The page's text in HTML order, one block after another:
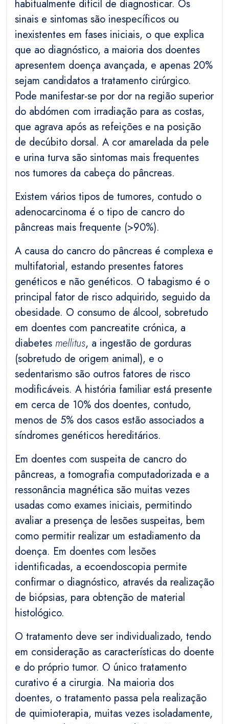
habitualmente difícil de diagnosticar. Os
sinais e sintomas são inespecíficos ou
inexistentes em fases iniciais, o que explica
que ao diagnóstico, a maioria dos doentes
apresentem doença avançada, e apenas 20%
sejam candidatos a tratamento cirúrgico.
Pode manifestar-se por dor na região superior
do abdómen com irradiação para as costas,
que agrava após as refeições e na posição
de decúbito dorsal. A cor amarelada da pele
e urina turva são sintomas mais frequentes
nos tumores da cabeça do pâncreas.
Existem vários tipos de tumores, contudo o
adenocarcinoma é o tipo de cancro do
pâncreas mais frequente (>90%).
A causa do cancro do pâncreas é complexa e
multifatorial, estando presentes fatores
genéticos e não genéticos. O tabagismo é o
principal fator de risco adquirido, seguido da
obesidade. O consumo de álcool, sobretudo
em doentes com pancreatite crónica, a
diabetes mellitus, a ingestão de gorduras
(sobretudo de origem animal), e o
sedentarismo são outros fatores de risco
modificáveis. A história familiar está presente
em cerca de 10% dos doentes, contudo,
menos de 5% dos casos estão associados a
síndromes genéticos hereditários.
Em doentes com suspeita de cancro do
pâncreas, a tomografia computadorizada e a
ressonância magnética são muitas vezes
usadas como exames iniciais, permitindo
avaliar a presença de lesões suspeitas, bem
como permitir realizar um estadiamento da
doença. Em doentes com lesões
identificadas, a ecoendoscopia permite
confirmar o diagnóstico, através da realização
de biópsias, para obtenção de material
histológico.
O tratamento deve ser individualizado, tendo
em consideração as características do doente
e do próprio tumor. O único tratamento
curativo é a cirurgia. Na maioria dos
doentes, o tratamento passa pela realização
de quimioterapia, muitas vezes isoladamente,